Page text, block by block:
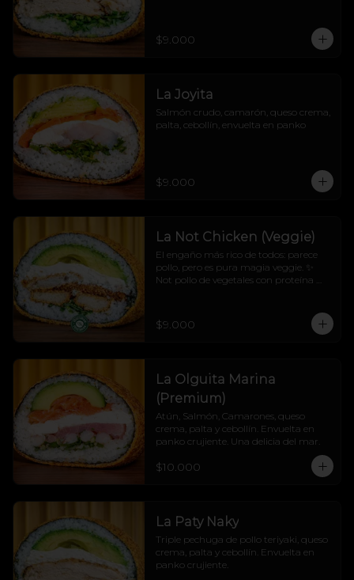
$9.000
La Joyita
Salmón crudo, camarón, queso crema,
palta, cebollín, envuelta en panko
$9.000
La Not Chicken (Veggie)
El engaño más rico de todos: parece
pollo, pero es pura magia veggie. ✨
Not pollo de vegetales con proteína
que hace crunch a cada mordisco.
¡Explosión de sabor sin culpa! 💚🔥
$9.000
La Olguita Marina
(Premium)
Atún, Salmón, Camarones, queso
crema, palta y cebollín. Envuelta en
panko crujiente. Una delicia del mar.
$10.000
La Paty Naky
Triple pechuga de pollo teriyaki, queso
crema, palta y cebollín. Envuelta en
panko crujiente.